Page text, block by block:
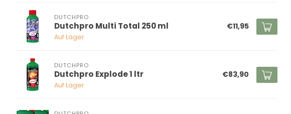
DUTCHPRO
Dutchpro Multi Total 250 ml
Auf Lager
€11,95
DUTCHPRO
Dutchpro Explode 1 ltr
Auf Lager
€83,90